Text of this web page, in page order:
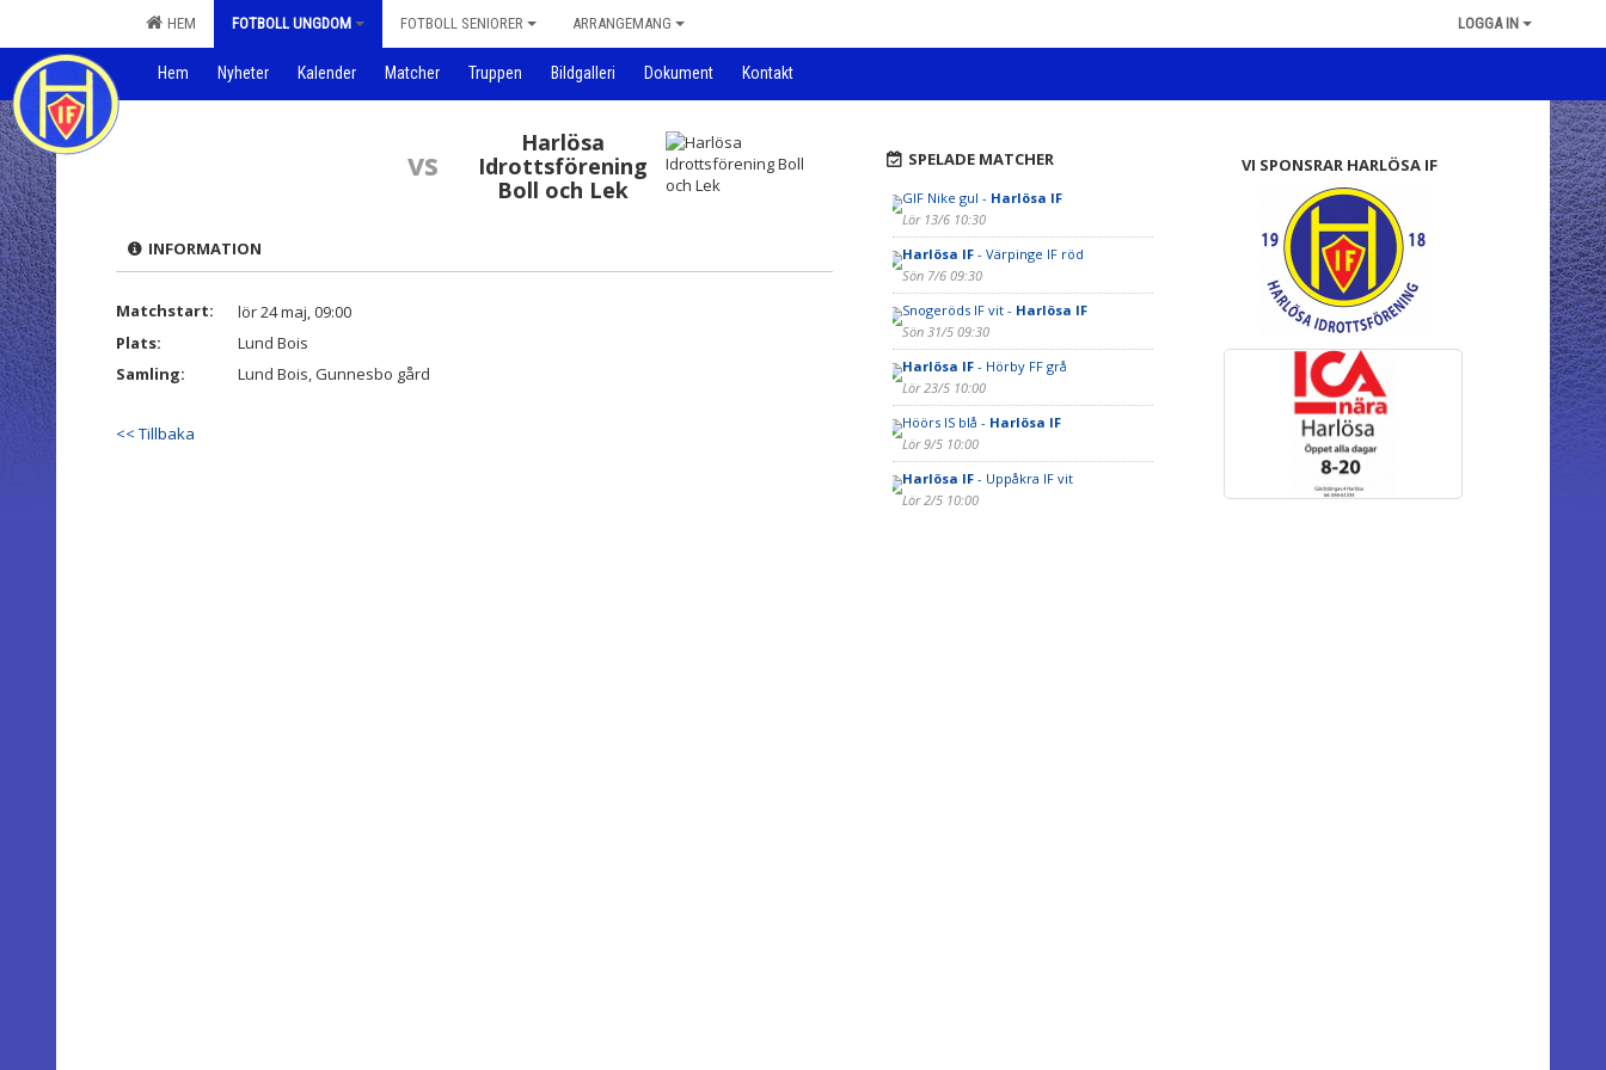
HEM FOTBOLL UNGDOM FOTBOLL SENIORER ARRANGEMANG LOGGA IN
Hem Nyheter Kalender Matcher Truppen Bildgalleri Dokument Kontakt
vs
Harlösa
Idrottsförening
Boll och Lek
INFORMATION
Matchstart:
lör 24 maj, 09:00
Plats:
Lund Bois
Samling:
Lund Bois, Gunnesbo gård
<< Tillbaka
SPELADE MATCHER
GIF Nike gul - Harlösa IF
Lör 13/6 10:30
Harlösa IF- Värpinge IF röd
Sön 7/6 09:30
Snogeröds IF vit - Harlösa IF
Sön 31/5 09:30
Harlösa IF- Hörby FF grå
Lör 23/5 10:00
Höörs IS blå - Harlösa IF
Lör 9/5 10:00
Harlösa IF- Uppåkra IF vit
Lör 2/5 10:00
VI SPONSRAR HARLÖSA IF